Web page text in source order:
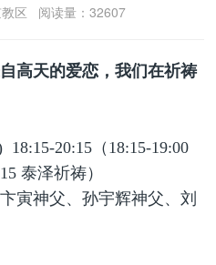
区 阅读量：32607
高天的爱恋，我们在祈祷
18:15-20:15 （ 18:15-19:00
泰泽祈祷）
寅神父、孙宇辉神父、刘